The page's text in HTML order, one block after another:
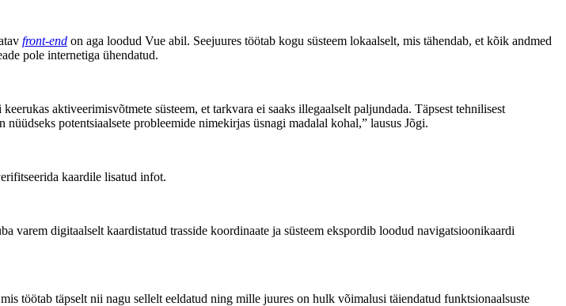
front-end on aga loodud Vue abil. Seejuures töötab kogu süsteem lokaalselt, mis tähendab, et kõik andmed
pole internetiga ühendatud.
aktiveerimisvõtmete süsteem, et tarkvara ei saaks illegaalselt paljundada. Täpsest tehnilisest
potentsiaalsete probleemide nimekirjas üsnagi madalal kohal,” lausus Jõgi.
kaardile lisatud infot.
digitaalselt kaardistatud trasside koordinaate ja süsteem ekspordib loodud navigatsioonikaardi
töötab täpselt nii nagu sellelt eeldatud ning mille juures on hulk võimalusi täiendatud funktsionaalsuste